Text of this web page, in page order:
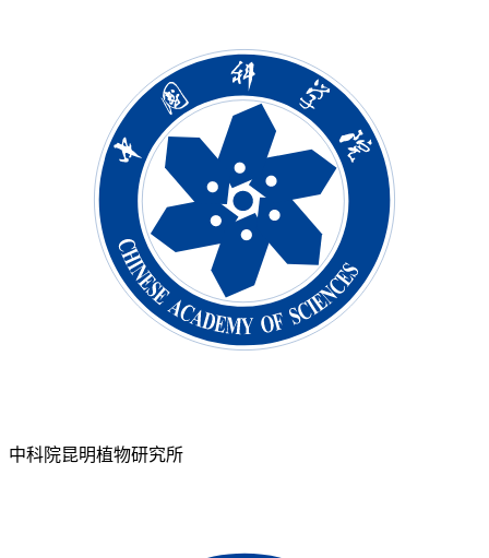
中科院昆明植物研究所